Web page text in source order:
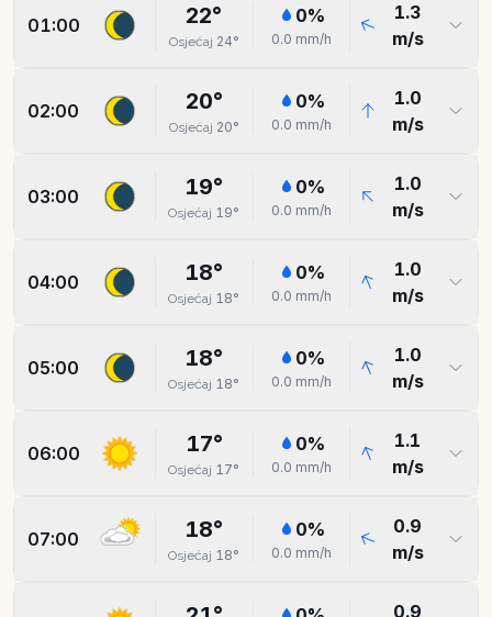
01:00 22°
Osjećaj 24°
0%
0.0 mm/h
1.3
m/s
02:00 20°
Osjećaj 20°
0%
0.0 mm/h
1.0
m/s
03:00 19°
Osjećaj 19°
0%
0.0 mm/h
1.0
m/s
04:00 18°
Osjećaj 18°
0%
0.0 mm/h
1.0
m/s
05:00 18°
Osjećaj 18°
0%
0.0 mm/h
1.0
m/s
06:00 17°
Osjećaj 17°
0%
0.0 mm/h
1.1
m/s
07:00 18°
Osjećaj 18°
0%
0.0 mm/h
0.9
m/s
0.9